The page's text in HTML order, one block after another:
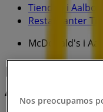
Tiendeo i Aalborg
Restauranter
McDonald's i
Hurtigt kig
Aalborg
Nos preocupamos